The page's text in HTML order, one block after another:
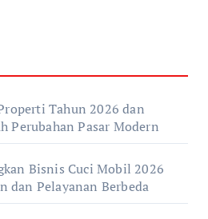
Tahun 2026 dan
Perubahan Pasar Modern
Bisnis Cuci Mobil 2026
dan Pelayanan Berbeda